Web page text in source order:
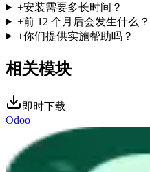
+安装需要多长时间？
+前 12 个月后会发生什么？
+你们提供实施帮助吗？
相关模块
即时下载
Odoo